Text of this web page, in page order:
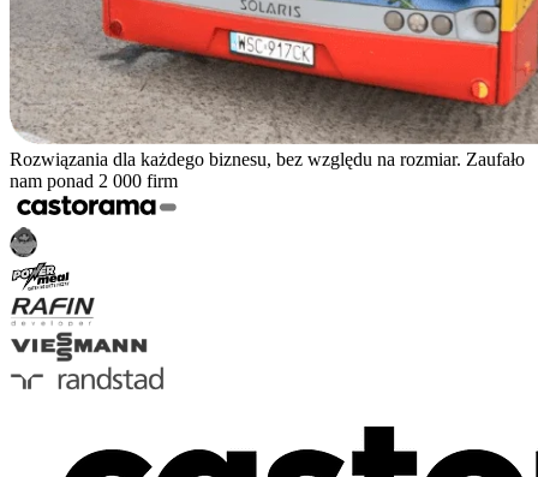
Rozwiązania dla każdego biznesu, bez względu na rozmiar. Zaufało
nam ponad 2 000 firm